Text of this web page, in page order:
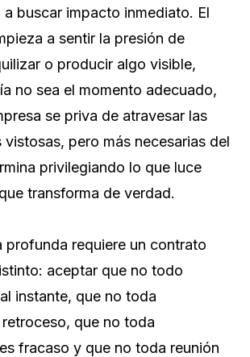
buscar impacto inmediato. El
a sentir la presión de
o producir algo visible,
no sea el momento adecuado,
se priva de atravesar las
vistosas, pero más necesarias del
privilegiando lo que luce
transforma de verdad.
profunda requiere un contrato
aceptar que no todo
instante, que no toda
que no toda
fracaso y que no toda reunión